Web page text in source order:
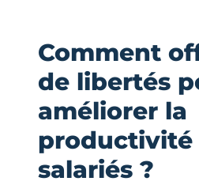
Comment
de libertés
améliorer la
productivité
salariés ?